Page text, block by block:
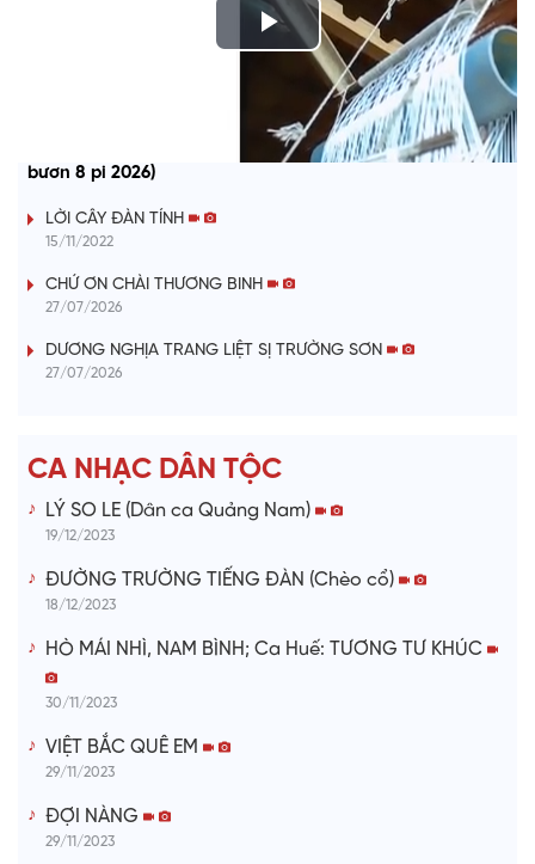
P
a
d
o
CHƯƠNG TRÌNH KHAY HENG TÀY - NÙNG (Thứ 7, vằn xo 8
bươn 8 pi 2026)
LỜI CÂY ĐÀN TÍNH
15/11/2022
CHỨ ƠN CHÀI THƯƠNG BINH
27/07/2026
DƯƠNG NGHỊA TRANG LIỆT SỊ TRƯỜNG SƠN
27/07/2026
CA NHẠC DÂN TỘC
LÝ SO LE (Dân ca Quảng Nam)
19/12/2023
ĐƯỜNG TRƯỜNG TIẾNG ĐÀN (Chèo cổ)
18/12/2023
HÒ MÁI NHÌ, NAM BÌNH; Ca Huế: TƯƠNG TƯ KHÚC
30/11/2023
VIỆT BẮC QUÊ EM
29/11/2023
ĐỢI NÀNG
29/11/2023